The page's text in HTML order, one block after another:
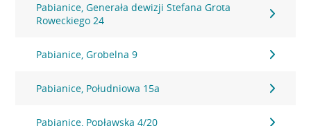
Pabianice, Generała dewizji Stefana Grota
Roweckiego 24
Pabianice, Grobelna 9
Pabianice, Południowa 15a
Pabianice, Popławska 4/20